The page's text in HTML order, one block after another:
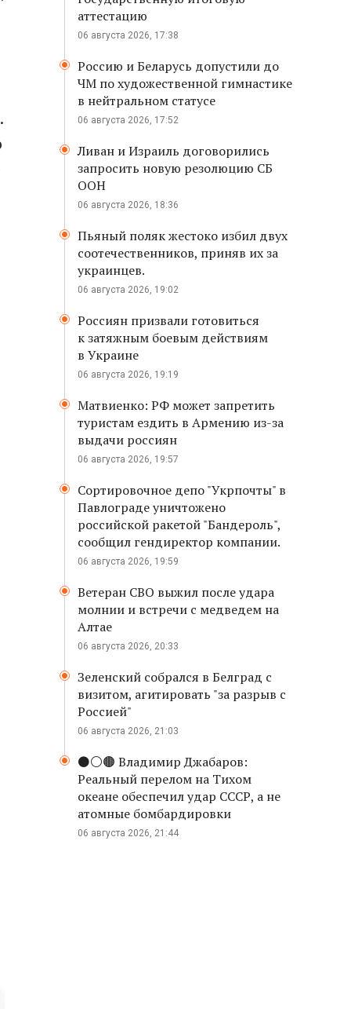
аттестацию
06 августа 2026, 17:38
Россию и Беларусь допустили до
ЧМ по художественной гимнастике
в нейтральном статусе
06 августа 2026, 17:52
Ливан и Израиль договорились
запросить новую резолюцию СБ
ООН
06 августа 2026, 18:36
Пьяный поляк жестоко избил двух
соотечественников, приняв их за
украинцев.
06 августа 2026, 19:02
Россиян призвали готовиться
к затяжным боевым действиям
в Украине
06 августа 2026, 19:19
Матвиенко: РФ может запретить
туристам ездить в Армению из-за
выдачи россиян
06 августа 2026, 19:57
Сортировочное депо "Укрпочты" в
Павлограде уничтожено
российской ракетой "Бандероль",
сообщил гендиректор компании.
06 августа 2026, 19:59
Ветеран СВО выжил после удара
молнии и встречи с медведем на
Алтае
06 августа 2026, 20:33
Зеленский собрался в Белград с
визитом, агитировать "за разрыв с
Россией"
06 августа 2026, 21:03
⚫️⚪️🟤 Владимир Джабаров:
Реальный перелом на Тихом
океане обеспечил удар СССР, а не
атомные бомбардировки
06 августа 2026, 21:44